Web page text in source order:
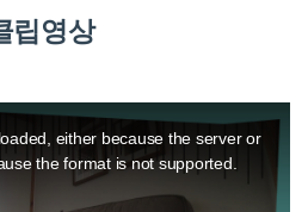
립영상
either because the server or
the format is not supported.